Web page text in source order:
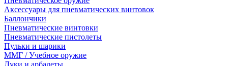
Аксессуары для пневматических винтовок
Баллончики
Пневматические винтовки
Пневматические пистолеты
Пульки и шарики
ММГ / Учебное оружие
Луки и арбалеты